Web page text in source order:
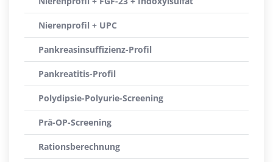
Nierenprofil + UPC
Pankreasinsuffizienz-Profil
Pankreatitis-Profil
Polydipsie-Polyurie-Screening
Prä-OP-Screening
Rationsberechnung